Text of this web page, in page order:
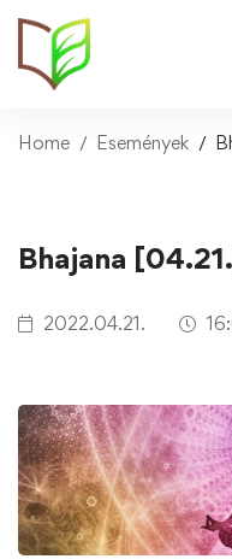
Home Események
Bhajana
2022.04.21.